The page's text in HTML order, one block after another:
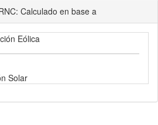
Calculado en base a
Eólica
Solar